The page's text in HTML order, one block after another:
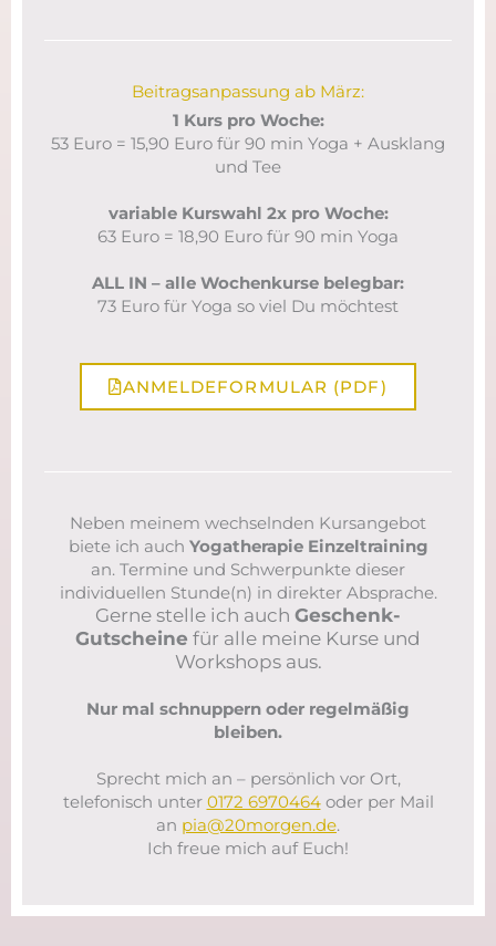
Beitragsanpassung ab März:
1 Kurs pro Woche:
53 Euro = 15,90 Euro für 90 min Yoga + Ausklang
und Tee
variable Kurswahl 2x pro Woche:
63 Euro = 18,90 Euro für 90 min Yoga
ALL IN – alle Wochenkurse belegbar:
73 Euro für Yoga so viel Du möchtest
ANMELDEFORMULAR (PDF)
Neben meinem wechselnden Kursangebot
biete ich auch Yogatherapie Einzeltraining
an. Termine und Schwerpunkte dieser
individuellen Stunde(n) in direkter Absprache.
Gerne stelle ich auch Geschenk-
Gutscheine für alle meine Kurse und
Workshops aus.
Nur mal schnuppern oder regelmäßig
bleiben.
Sprecht mich an – persönlich vor Ort,
telefonisch unter 0172 6970464oder per Mail
an pia@20morgen.de.
Ich freue mich auf Euch!